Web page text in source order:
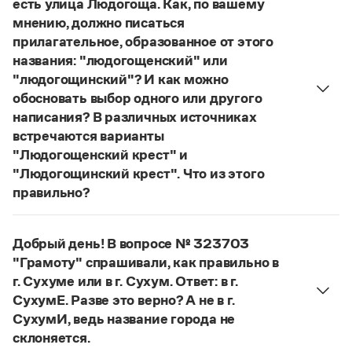
Словари русского языка как государственного
Справочники
Правила русской орфографии и пунктуации
Русский язык. Краткий теоретический курс
для школьников
Письмовник
Справочник по пунктуации
Словарь-справочник трудностей
Справочник по фразеологии
Азбучные истины
Все справочники портала
Журнал
Новости и события
Управление в русском языке
Словарь русских имён
Словарь методических терминов
Правила русской орфографии и пунктуации
(1956)
есть улица Людогоща. Как, по вашему
мнению, должно писаться
прилагательное, образованное от этого
названия: "людогощенский" или
"людогощинский"? И как можно
обосновать выбор одного или другого
написания? В различных источниках
встречаются варианты
"Людогощенский крест" и
"Людогощинский крест". Что из этого
правильно?
Есть орфографическое правило:
географических названий на -а(-я), пишется
суффикс -
инск-. Правильно:Людогоща—
людогощинский . Ср.:Балашиха —балашихинский
Ельня— ельнинский,Истра— истринский
Находка—находкинский ,Охта—
Ялта—ялтинский
Добрый день! В вопросе № 323703
"Грамоту" спрашивали, как правильно в
г. Сухуме или в г. Сухум. Ответ: в г.
СухумЕ. Разве это верно? А не в г.
СухумИ, ведь название города не
склоняется.